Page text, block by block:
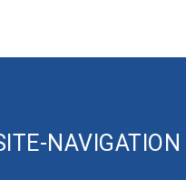
NAVIGATION